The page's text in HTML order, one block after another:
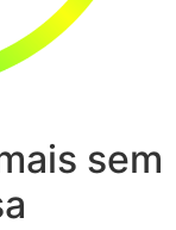
sem